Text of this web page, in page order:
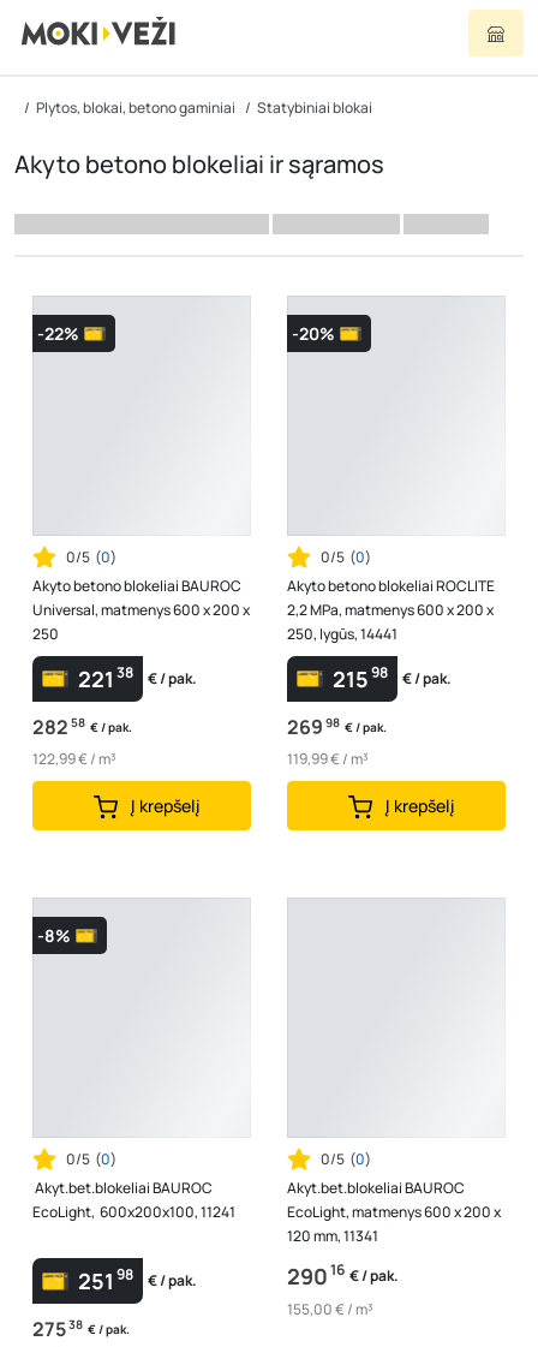
Plytos, blokai, betono gaminiai Statybiniai blokai
Akyto betono blokeliai ir sąramos
-22%
0/5 (0)
Akyto betono blokeliai BAUROC
Universal, matmenys 600 x 200 x
250
221 38 € / pak.
282 58 € / pak.
122,99 € / m³
Į krepšelį
-20%
0/5 (0)
Akyto betono blokeliai ROCLITE
2,2 MPa, matmenys 600 x 200 x
250, lygūs, 14441
21598 € / pak.
269 98 € / pak.
119,99 € / m³
Į krepšelį
-8%
0/5 (0)
Akyt.bet.blokeliai BAUROC
EcoLight, 600x200x100, 11241
251 98 € / pak.
27538 € / pak.
0/5 (0)
Akyt.bet.blokeliai BAUROC
EcoLight, matmenys 600 x 200 x
120 mm, 11341
29016 € / pak.
155,00 € / m³